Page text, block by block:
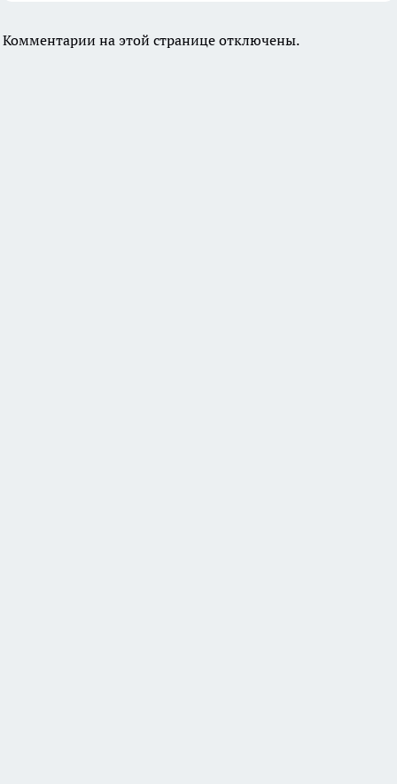
Комментарии на этой странице отключены.